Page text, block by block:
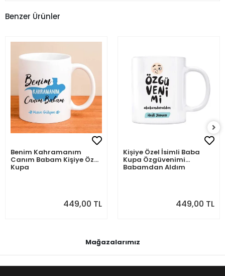
Benzer Ürünler
Benim Kahramanım
Canım Babam Kişiye Özel
Kupa
449,00 TL
Kişiye Özel İsimli Baba
Kupa Özgüvenimi
Babamdan Aldım
449,00 TL
Mağazalarımız